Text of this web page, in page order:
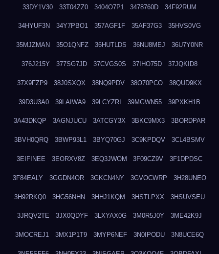
33DY1V30 33T04ZZ0 3404O7P1 3478760D 34F92RUM
34HYUF3N 34Y7PBO1 357AGF1F 35AF37G3 35HVS0VG
35MJZMAN 35O1QNFZ 36HUTLDS 36NU8MEJ 36U7Y0NR
376J215Y 377SG7JD 37CVGS0S 37IHO75D 37JQKID8
37X9FZP9 38J0SXQX 38NQ9PDV 38O70PCO 38QUD9KX
39D3U3A0 39LAIWA9 39LCYZRI 39MGWN55 39PXKH1B
3A43DKQP 3AGNJUCU 3ATCGY3X 3BKC9MX3 3BORDPAR
3BVH0QRQ 3BWP93L1 3BYQ70GJ 3C9KPDQV 3CL4BSMV
3EIFINEE 3EORXV8Z 3EQ3JWOM 3F09CZ9V 3F1DPDSC
3F84EALY 3GGDN4OR 3GKCN4NY 3GVOCWRP 3H28UNEO
3H92RKQ0 3HG56NHN 3HHJ1KQM 3HSTLPXX 3HSUVSEU
3JRQV2TE 3JX0QDYF 3LXYAX0G 3M0R5J0Y 3ME42K9J
3MOCREJ1 3MX1P1T9 3MYP6NEF 3N0IPODU 3N8UCE6Q